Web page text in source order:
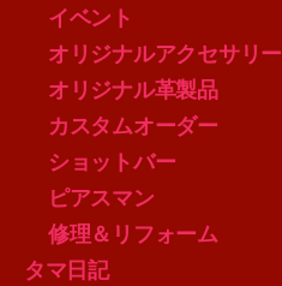
イベント
オリジナルアクセサリー
オリジナル革製品
カスタムオーダー
ショットバー
ピアスマン
修理＆リフォーム
タマ日記